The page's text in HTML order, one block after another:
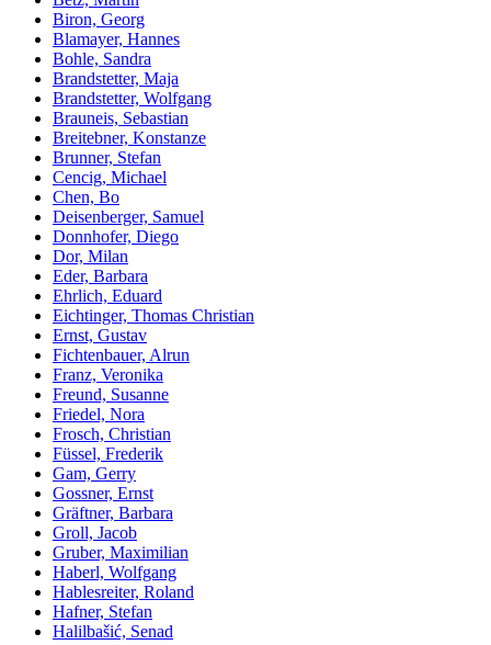
Biron, Georg
Blamayer, Hannes
Bohle, Sandra
Brandstetter, Maja
Brandstetter, Wolfgang
Brauneis, Sebastian
Breitebner, Konstanze
Brunner, Stefan
Cencig, Michael
Chen, Bo
Deisenberger, Samuel
Donnhofer, Diego
Dor, Milan
Eder, Barbara
Ehrlich, Eduard
Eichtinger, Thomas Christian
Ernst, Gustav
Fichtenbauer, Alrun
Franz, Veronika
Freund, Susanne
Friedel, Nora
Frosch, Christian
Füssel, Frederik
Gam, Gerry
Gossner, Ernst
Gräftner, Barbara
Groll, Jacob
Gruber, Maximilian
Haberl, Wolfgang
Hablesreiter, Roland
Hafner, Stefan
Halilbašić, Senad